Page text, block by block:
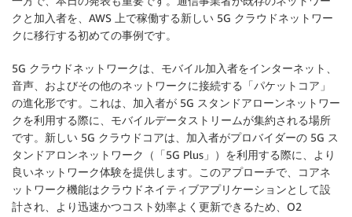
クと加入者を、AWS 上で稼働する新しい 5G クラウドネットワー
クに移行する初めての事例です。
5G クラウドネットワークは、モバイル加入者をインターネット、
音声、およびその他のネットワークに接続する「パケットコア」
の進化形です。これは、加入者が 5G スタンドアローンネットワー
クを利用する際に、モバイルデータストリームが集約される場所
です。新しい 5G クラウドコアは、加入者がプロバイダーの 5G ス
タンドアロンネットワーク（「5G Plus」）を利用する際に、より
良いネットワーク体験を提供します。このアプローチで、コアネ
ットワーク機能はクラウドネイティブアプリケーションとして設
計され、より迅速かつコスト効率よく更新できるため、O2